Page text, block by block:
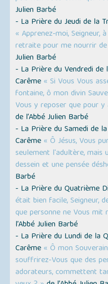
Julien Barbé
- La Prière du Jeudi de la
« Apprenez-moi, Seigneur,
retraite pour me nourrir
Julien Barbé
- La Prière du Vendredi de
Carême « Si Vous Vous
fontaine, ô mon divin
Vous y reposer que pour
de l’Abbé Julien Barbé
- La Prière du Samedi de
Carême « Ô Jésus, Vous
seulement l'adultère, mais
dessein et une pensée
Barbé
- La Prière du Quatrième
était bien facile, Seigneur,
que personne ne Vous mit
l’Abbé Julien Barbé
- La Prière du Lundi de la
Carême « Ô mon
souffrirez-Vous que des
adorateurs, commettent